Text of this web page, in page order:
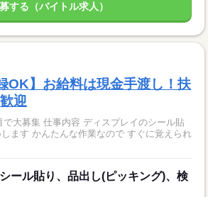
する（バイトル求人）
OK】お給料は現金手渡し！扶
迎
で大募集 仕事内容 ディスプレイのシール貼
ます かんたんな作業なので すぐに覚えられ
ール貼り、品出し(ピッキング)、検